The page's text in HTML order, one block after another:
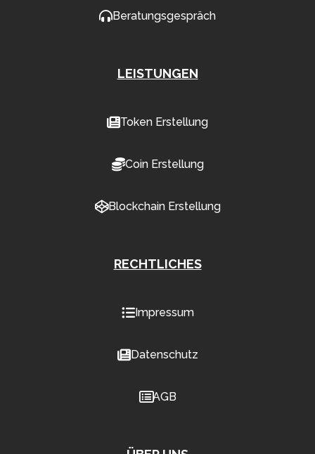
Beratungsgespräch
LEISTUNGEN
Token Erstellung
Coin Erstellung
Blockchain Erstellung
RECHTLICHES
Impressum
Datenschutz
AGB